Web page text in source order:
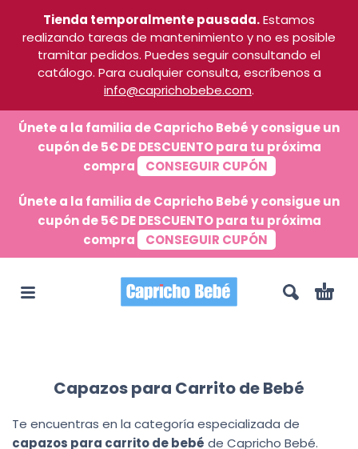
Tienda temporalmente pausada.Estamos
realizando tareas de mantenimiento y no es posible
tramitar pedidos. Puedes seguir consultando el
catálogo. Para cualquier consulta, escríbenos a
info@caprichobebe.com.
Únete a la familia de Capricho Bebé y consigue un
cupón de 5€ DE DESCUENTO para tu próxima
compra
CONSEGUIR CUPÓN
Únete a la familia de Capricho Bebé y consigue un
cupón de 5€ DE DESCUENTO para tu próxima
compra
CONSEGUIR CUPÓN
Capazos para Carrito de Bebé
Te encuentras en la categoría especializada de
capazos para carrito de bebé de Capricho Bebé.